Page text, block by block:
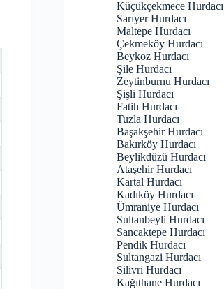
Küçükçekmece Hurdacı
Sarıyer Hurdacı
Maltepe Hurdacı
Çekmeköy Hurdacı
Beykoz Hurdacı
Şile Hurdacı
Zeytinburnu Hurdacı
Şişli Hurdacı
Fatih Hurdacı
Tuzla Hurdacı
Başakşehir Hurdacı
Bakırköy Hurdacı
Beylikdüzü Hurdacı
Ataşehir Hurdacı
Kartal Hurdacı
Kadıköy Hurdacı
Ümraniye Hurdacı
Sultanbeyli Hurdacı
Sancaktepe Hurdacı
Pendik Hurdacı
Sultangazi Hurdacı
Silivri Hurdacı
Kağıthane Hurdacı